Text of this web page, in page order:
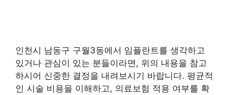
인천시 남동구 구월3동에서 임플란트를 생각하고
있거나 관심이 있는 분들이라면, 위의 내용을 참고
하시어 신중한 결정을 내려보시기 바랍니다. 평균적
인 시술 비용을 이해하고, 의료보험 적용 여부를 확